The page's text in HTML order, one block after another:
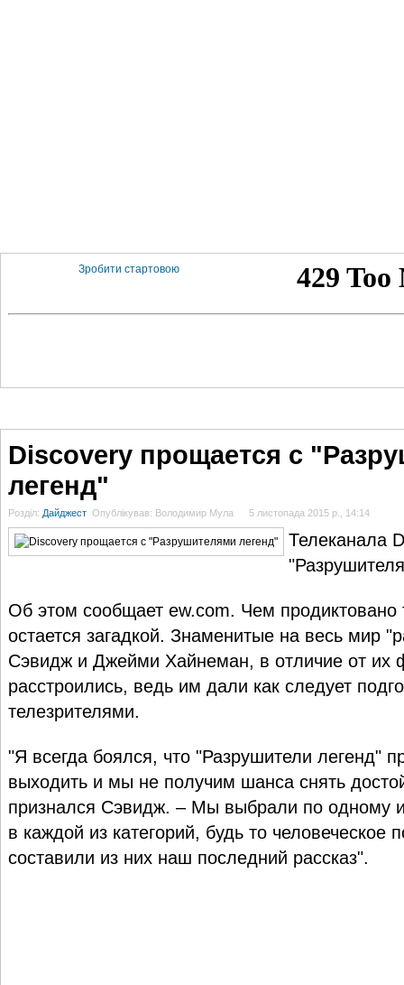
Зробити стартовою
Discovery прощается с
легенд"
Розділ: Дайджест Опублікував: Володимир Мула 5 листопада 2015 р., 14:14
Телеканала
Об этом сообщает ew.com. Чем продиктовано
остается загадкой. Знаменитые на весь мир
Сэвидж и Джейми Хайнеман, в отличие от их
расстроились, ведь им дали как следует
телезрителями.
"Я всегда боялся, что "Разрушители легенд"
выходить и мы не получим шанса снять
признался Сэвидж. – Мы выбрали по одному
в каждой из категорий, будь то
составили из них наш последний рассказ".